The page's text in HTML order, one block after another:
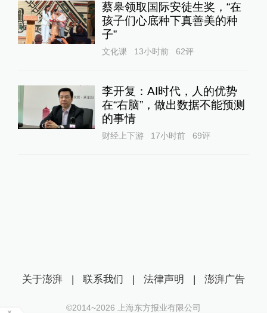
蔡皋领取国际安徒生奖，“在
孩子们心底种下真善美的种
子”
文化课 13小时前 62评
李开复：AI时代，人的优势
在“右脑”，做出数据不能预测
的事情
财经上下游 17小时前 69评
关于澎湃 | 联系我们 | 法律声明 | 澎湃广告
©2014~2026 上海东方报业有限公司